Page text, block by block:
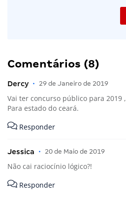
Comentários (8)
Dercy • 29 de Janeiro de 2019
Vai ter concurso público para 2019 ,
Para estado do ceará.
Responder
Jessica • 20 de Maio de 2019
Não cai raciocínio lógico?!
Responder